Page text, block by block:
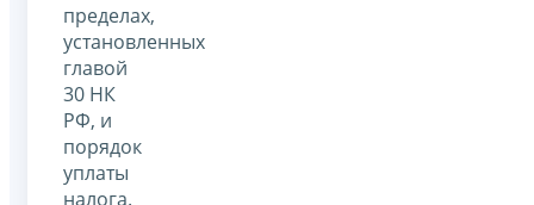
пределах,
установленных
главой
30 НК
РФ, и
порядок
уплаты
налога.